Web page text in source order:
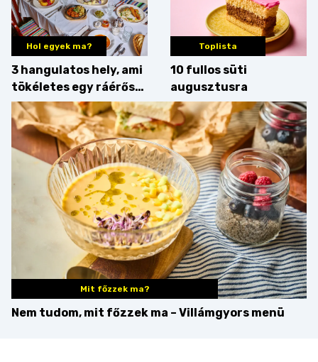
Hol egyek ma?
3 hangulatos hely, ami
tökéletes egy ráérős
hétvégi ebédhez
Toplista
10 fullos süti
augusztusra
Mit főzzek ma?
Nem tudom, mit főzzek ma – Villámgyors menü